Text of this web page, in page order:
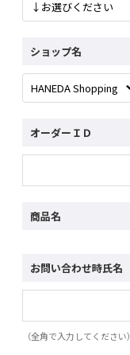
ショップ名
オーダーＩＤ
商品名
お問い合わせ時氏名
（全角で入力してください）